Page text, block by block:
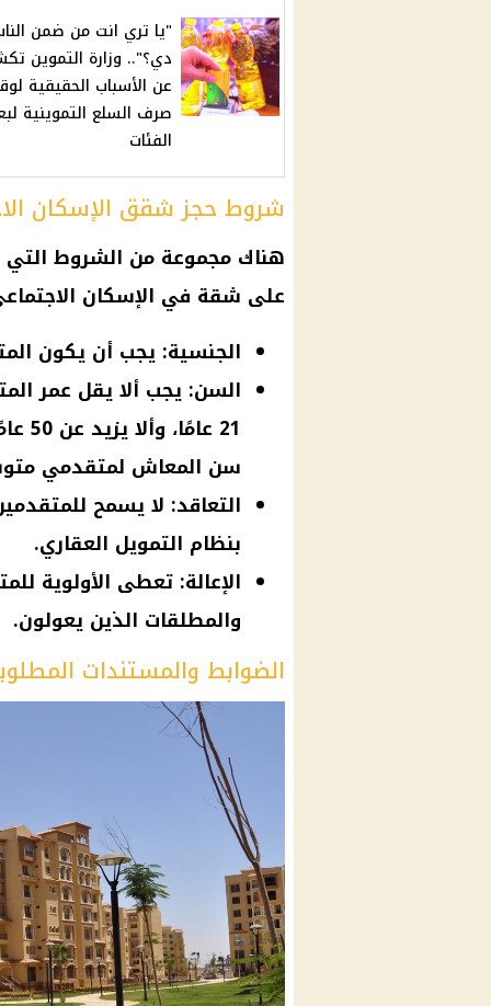
"يا تري انت من ضمن
دي؟".. وزارة التموين
عن الأسباب الحقيقية
صرف السلع التموينية
الفئات
شروط حجز شقق الإسكان
هناك مجموعة من الشروط
على شقة في الإسكان
الجنسية: يجب أن يكون
السن: يجب ألا يقل عمر
21
سن المعاش لمتقدمي
التعاقد: لا يسمح
بنظام التمويل العقاري.
الإعالة: تعطى الأولوية
والمطلقات الذين يعولون.
الضوابط والمستندات